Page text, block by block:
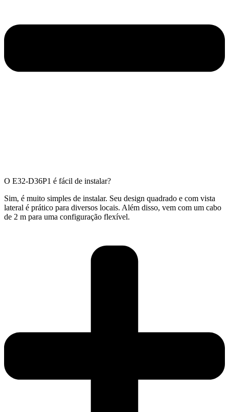
O E32-D36P1 é fácil de instalar?
Sim, é muito simples de instalar. Seu design quadrado e com vista
lateral é prático para diversos locais. Além disso, vem com um cabo
de 2 m para uma configuração flexível.